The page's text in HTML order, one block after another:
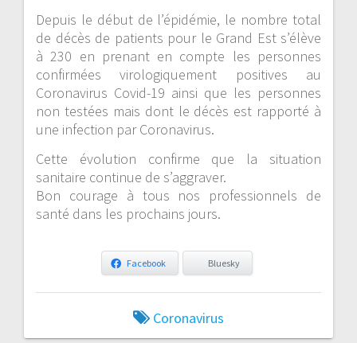
Depuis le début de l’épidémie, le nombre total
de décès de patients pour le Grand Est s’élève
à 230 en prenant en compte les personnes
confirmées virologiquement positives au
Coronavirus Covid-19 ainsi que les personnes
non testées mais dont le décès est rapporté à
une infection par Coronavirus.
Cette évolution confirme que la situation
sanitaire continue de s’aggraver.
Bon courage à tous nos professionnels de
santé dans les prochains jours.
Facebook Bluesky
Coronavirus